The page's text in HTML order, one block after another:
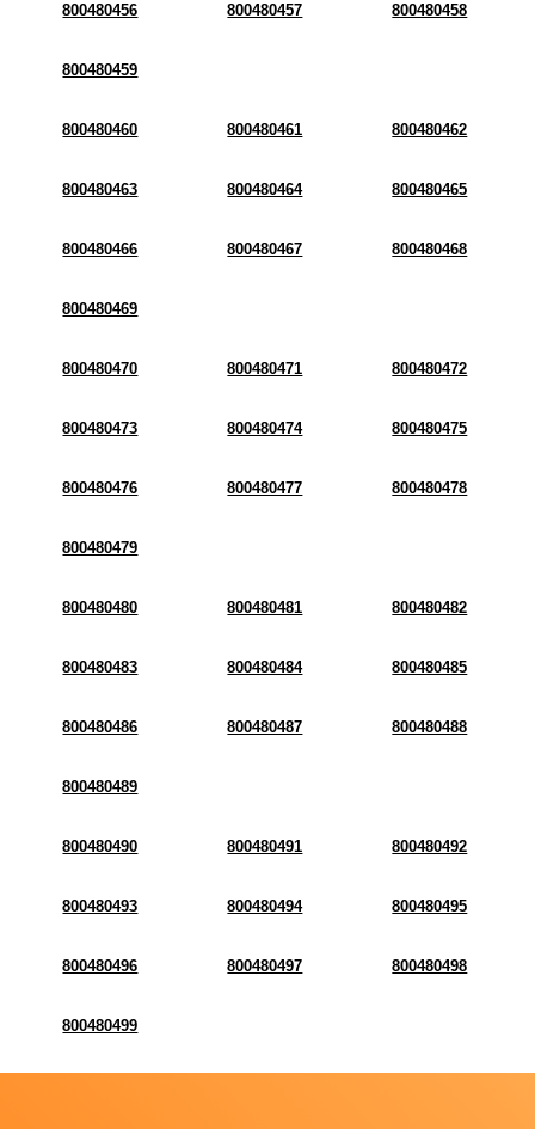
800480456 800480457 800480458
800480459
800480460 800480461 800480462
800480463 800480464 800480465
800480466 800480467 800480468
800480469
800480470 800480471 800480472
800480473 800480474 800480475
800480476 800480477 800480478
800480479
800480480 800480481 800480482
800480483 800480484 800480485
800480486 800480487 800480488
800480489
800480490 800480491 800480492
800480493 800480494 800480495
800480496 800480497 800480498
800480499